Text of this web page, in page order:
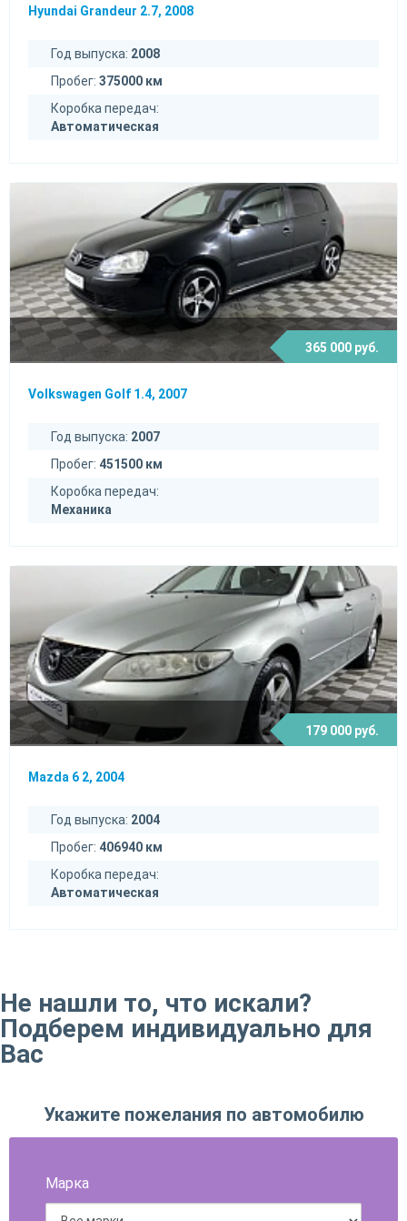
Hyundai Grandeur 2.7, 2008
Год выпуска: 2008
Пробег: 375000 км
Коробка передач:
Автоматическая
365 000 руб.
Volkswagen Golf 1.4, 2007
Год выпуска: 2007
Пробег: 451500 км
Коробка передач:
Механика
179 000 руб.
Mazda 6 2, 2004
Год выпуска: 2004
Пробег: 406940 км
Коробка передач:
Автоматическая
Не нашли то, что искали?
Подберем индивидуально для
Вас
Укажите пожелания по автомобилю
Марка